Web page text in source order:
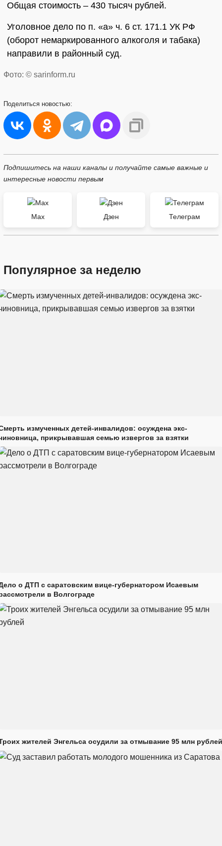
Общая стоимость – 430 тысяч рублей.
Уголовное дело по п. «а» ч. 6 ст. 171.1 УК РФ
(оборот немаркированного алкоголя и табака)
направили в районный суд.
Фото: © sarinform.ru
Поделиться новостью:
Подпишитесь на наши каналы и получайте самые важные и
интересные новости первым
Max Дзен Телеграм
Популярное за неделю
измученных детей-инвалидов: осуждена экс-
прикрывавшая семью извергов за взятки
о ДТП с саратовским вице-губернатором Исаевым
в Волгограде
жителей Энгельса осудили за отмывание 95 млн рублей